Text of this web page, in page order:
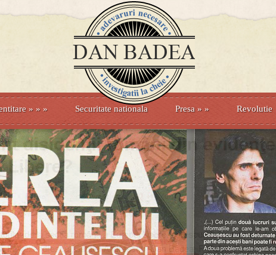
» » » Securitate nationala Presa » » Revolutie